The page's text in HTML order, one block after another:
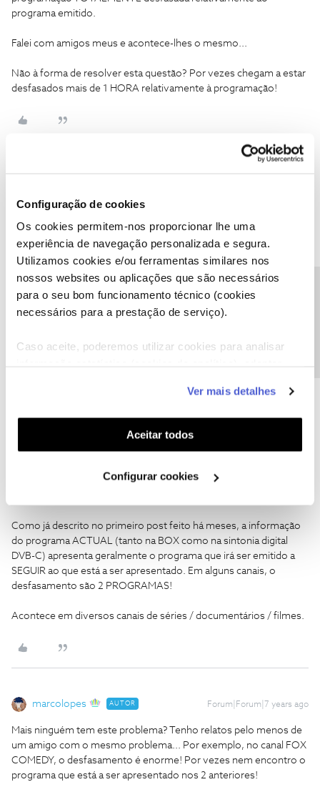
Configuração de cookies
Os cookies permitem-nos proporcionar lhe uma
experiência de navegação personalizada e segura.
Utilizamos cookies e/ou ferramentas similares nos
nossos websites ou aplicações que são necessários
para o seu bom funcionamento técnico (cookies
necessários para a prestação de serviço).
Caso aceite, poderemos utilizar cookies para analisar
funcionalidades (cookies de personalização e
funcionalidade) e adaptar anúncios aos seus interesses
(cookies de publicidade personalizada). Pode gerir a
utilização dos cookies clicando em "Configurar
Ver mais detalhes
Aceitar todos
Configurar cookies
programa emitido.
Falei com amigos meus e acontece-lhes o mesmo...
Não à forma de resolver esta questão? Por vezes chegam a estar
desfasados mais de 1 HORA relativamente à programação!
Olá@marcolopes🙂
Agradecemos o seu feedback.
com exemplos em concreto desse desfasamento da informação.
Ajude a comunidade a encontrar informação relevante. Marque
Olá@marcolopes🙂
Para o conseguirmos ajudar pedimos, por favor, que nos detalhe
Como já descrito no primeiro post feito há meses, a informação
do programa ACTUAL (tanto na BOX como na sintonia digital
DVB-C) apresenta geralmente o programa que irá ser emitido a
SEGUIR ao que está a ser apresentado. Em alguns canais, o
desfasamento são 2 PROGRAMAS!
Acontece em diversos canais de séries / documentários / filmes.
marcolopes AUTOR Forum|Forum|7 years ago
Mais ninguém tem este problema? Tenho relatos pelo menos de
um amigo com o mesmo problema... Por exemplo, no canal FOX
COMEDY, o desfasamento é enorme! Por vezes nem encontro o
programa que está a ser apresentado nos 2 anteriores!